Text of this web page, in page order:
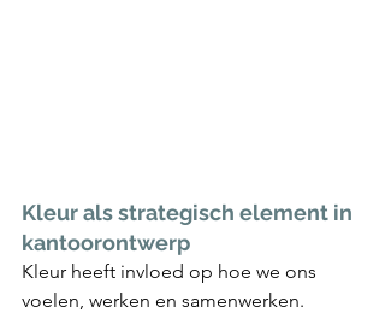
Kleur als strategisch element in
kantoorontwerp
Kleur heeft invloed op hoe we ons
voelen, werken en samenwerken.